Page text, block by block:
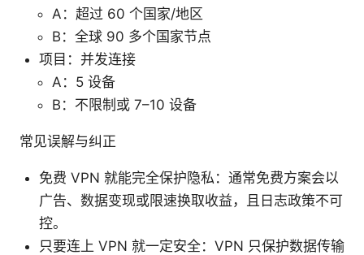
A：超过 60 个国家/地区
B：全球 90 多个国家节点
项目：并发连接
A：5 设备
B：不限制或 7–10 设备
常见误解与纠正
免费 VPN 就能完全保护隐私：通常免费方案会以
广告、数据变现或限速换取收益，且日志政策不可
控。
只要连上 VPN 就一定安全：VPN 只保护数据传输